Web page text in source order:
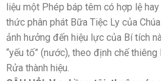
liệu một Phép báp têm có hợp lệ
thức phân phát Bữa Tiệc Ly của
ảnh hưởng đến hiệu lực của Bí tích
“yếu tố” (nước), theo định chế
Rửa thành hiệu.